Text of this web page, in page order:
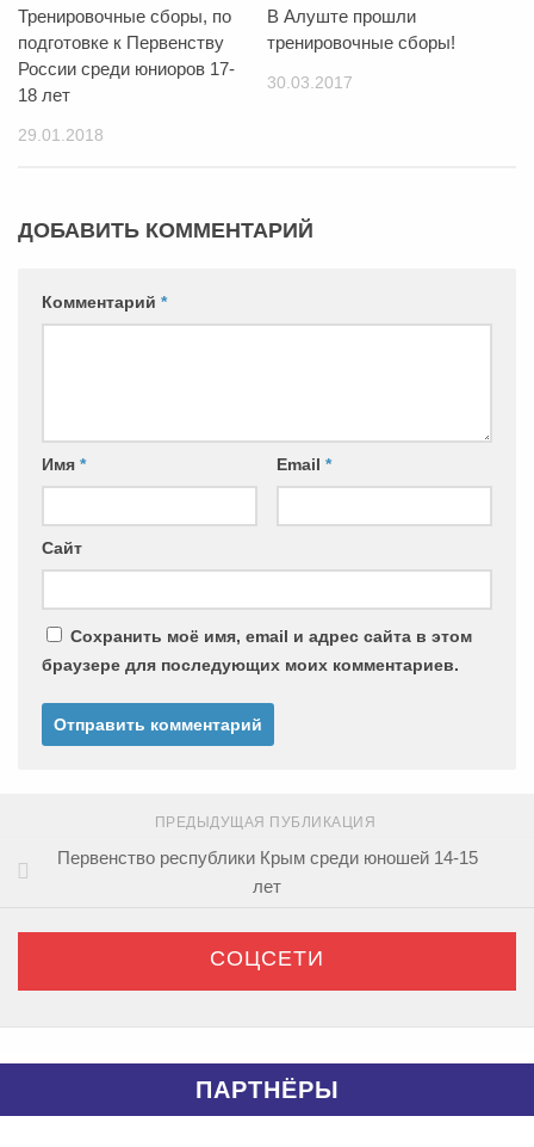
Тренировочные сборы, по
подготовке к Первенству
России среди юниоров 17-
18 лет
29.01.2018
В Алуште прошли
тренировочные сборы!
30.03.2017
ДОБАВИТЬ КОММЕНТАРИЙ
Комментарий *
Имя * Email *
Сайт
Сохранить моё имя, email и адрес сайта в этом
браузере для последующих моих комментариев.
ПРЕДЫДУЩАЯ ПУБЛИКАЦИЯ
Первенство республики Крым среди юношей 14-15
лет
СОЦСЕТИ
ПАРТНЁРЫ